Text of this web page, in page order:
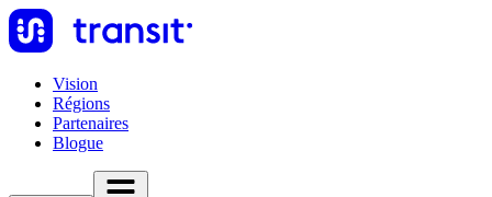
Vision
Régions
Partenaires
Blogue